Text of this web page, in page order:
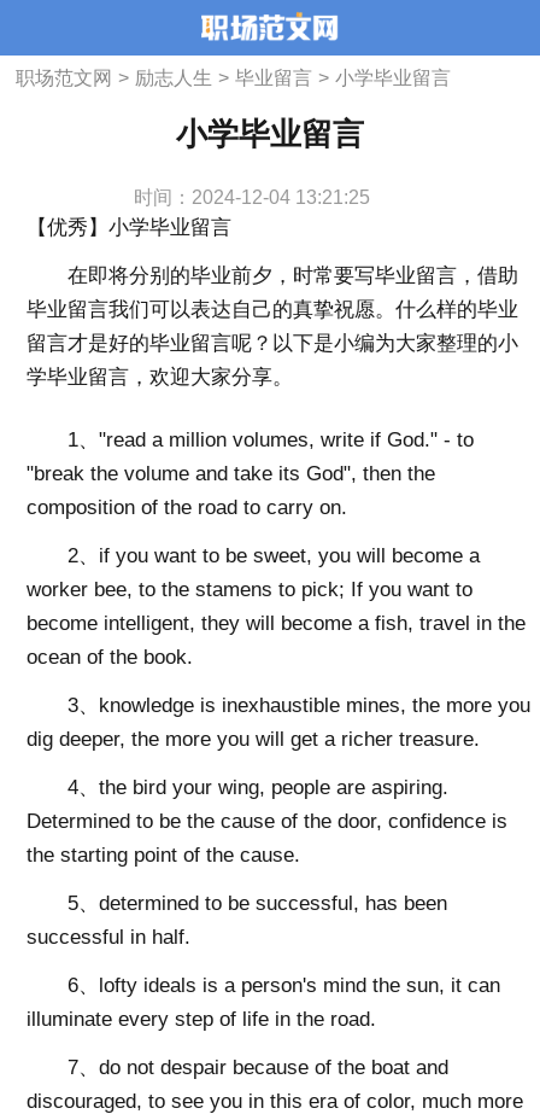
职场范文网 > 励志人生 > 毕业留言 > 小学毕业留言
小学毕业留言
时间：2024-12-04 13:21:25
【优秀】小学毕业留言
在即将分别的毕业前夕，时常要写毕业留言，借助
毕业留言我们可以表达自己的真挚祝愿。什么样的毕业
留言才是好的毕业留言呢？以下是小编为大家整理的小
学毕业留言，欢迎大家分享。
1、"read a million volumes, write if God." - to
"break the volume and take its God", then the
composition of the road to carry on.
2、if you want to be sweet, you will become a
worker bee, to the stamens to pick; If you want to
become intelligent, they will become a fish, travel in the
ocean of the book.
3、knowledge is inexhaustible mines, the more you
dig deeper, the more you will get a richer treasure.
4、the bird your wing, people are aspiring.
Determined to be the cause of the door, confidence is
the starting point of the cause.
5、determined to be successful, has been
successful in half.
6、lofty ideals is a person's mind the sun, it can
illuminate every step of life in the road.
7、do not despair because of the boat and
discouraged, to see you in this era of color, much more